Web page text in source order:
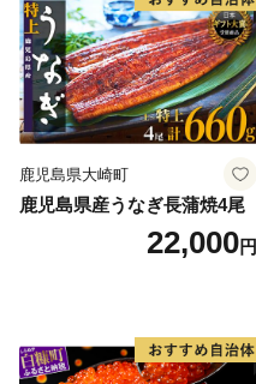
鹿児島県大崎町
鹿児島県産うなぎ長蒲焼4尾
22,000円